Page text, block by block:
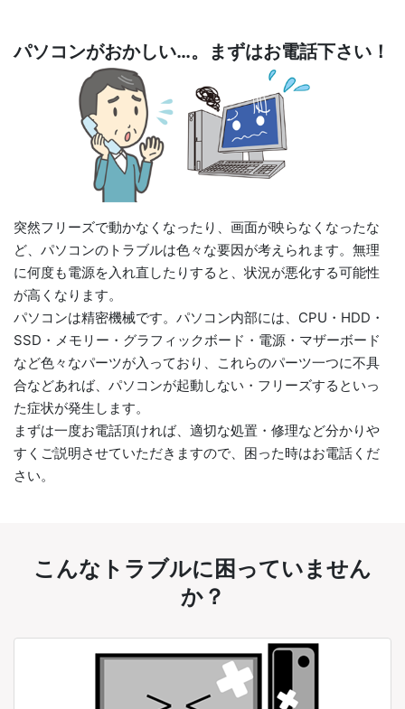
パソコンがおかしい…。まずはお電話下さい！
突然フリーズで動かなくなったり、画面が映らなくなったな
ど、パソコンのトラブルは色々な要因が考えられます。無理
に何度も電源を入れ直したりすると、状況が悪化する可能性
が高くなります。
パソコンは精密機械です。パソコン内部には、CPU・HDD・
SSD・メモリー・グラフィックボード・電源・マザーボード
など色々なパーツが入っており、これらのパーツ一つに不具
合などあれば、パソコンが起動しない・フリーズするといっ
た症状が発生します。
まずは一度お電話頂ければ、適切な処置・修理など分かりや
すくご説明させていただきますので、困った時はお電話くだ
さい。
こんなトラブルに困っていません
か？